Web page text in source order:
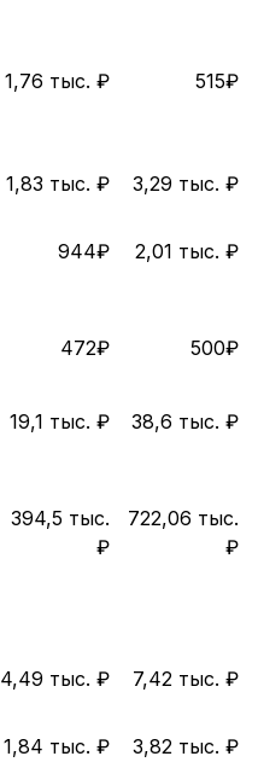
1,76 тыс. ₽ 515₽
1,83 тыс. ₽ 3,29 тыс. ₽
944₽ 2,01 тыс. ₽
472₽
500₽
19,1 тыс. ₽ 38,6 тыс. ₽
394,5 тыс.
₽
722,06 тыс.
₽
4,49 тыс. ₽ 7,42 тыс. ₽
1,84 тыс. ₽ 3,82 тыс. ₽